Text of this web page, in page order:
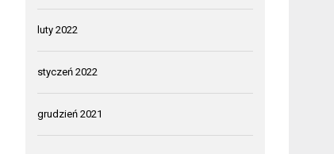
luty 2022
styczeń 2022
grudzień 2021